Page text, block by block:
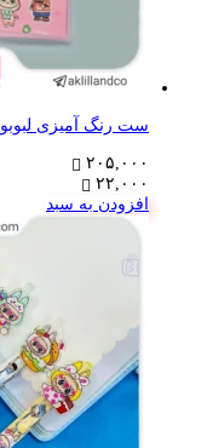
ست رنگ آمیزی لبوبو
۲۰۵,۰۰۰
۲۲,۰۰۰
افزودن به سبد